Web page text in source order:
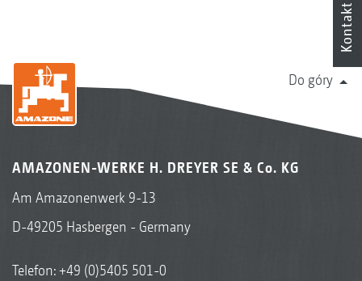
Do góry
AMAZONEN-WERKE H. DREYER SE & Co. KG
Am Amazonenwerk 9-13
D-49205 Hasbergen - Germany
Telefon:+49 (0)5405 501-0
Kontakt